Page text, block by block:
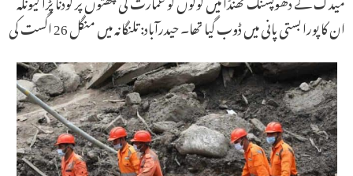
ان کا پورا بستی پانی میں ڈوب گیا تھا۔ حیدرآباد: تلنگانہ میں منگل 26 اگست کی